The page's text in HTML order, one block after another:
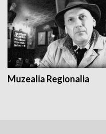
Muzealia Regionalia